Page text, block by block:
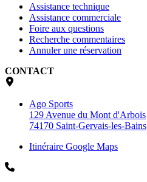
Assistance technique
Assistance commerciale
Foire aux questions
Recherche commentaires
Annuler une réservation
CONTACT
Ago Sports
129 Avenue du Mont d'Arbois
74170 Saint-Gervais-les-Bains
Itinéraire Google Maps